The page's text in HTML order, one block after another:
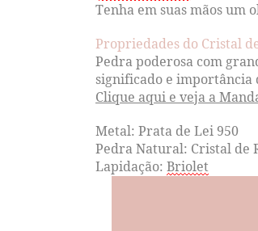
Tenha em suas mãos um
Propriedades do Cristal
Pedra poderosa com
significado e importância
Clique aqui e veja a
Metal: Prata de Lei 950
Pedra Natural: Cristal de
Lapidação: Briolet